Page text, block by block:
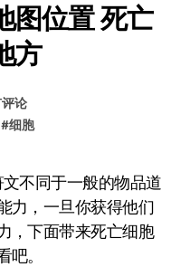
图位置 死亡
方
论
#细胞
力，一旦你获得他们
，下面带来死亡细胞
。